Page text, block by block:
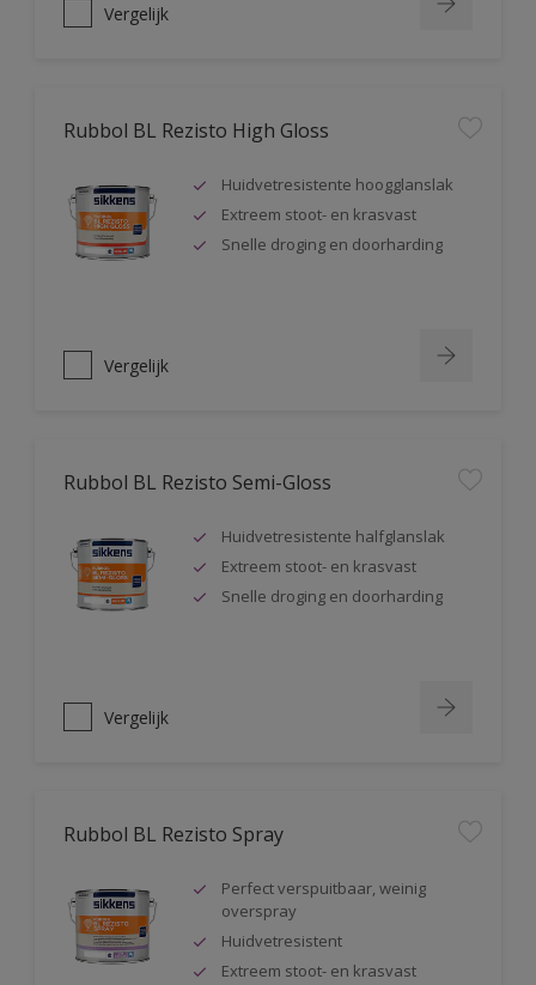
Vergelijk
Rubbol BL Rezisto High Gloss
Huidvetresistente hoogglanslak
Extreem stoot- en krasvast
Snelle droging en doorharding
Vergelijk
Rubbol BL Rezisto Semi-Gloss
Huidvetresistente halfglanslak
Extreem stoot- en krasvast
Snelle droging en doorharding
Vergelijk
Rubbol BL Rezisto Spray
Perfect verspuitbaar, weinig
overspray
Huidvetresistent
Extreem stoot- en krasvast